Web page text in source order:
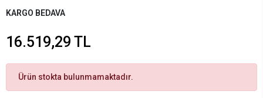
KARGO BEDAVA
16.519,29 TL
Ürün stokta bulunmamaktadır.